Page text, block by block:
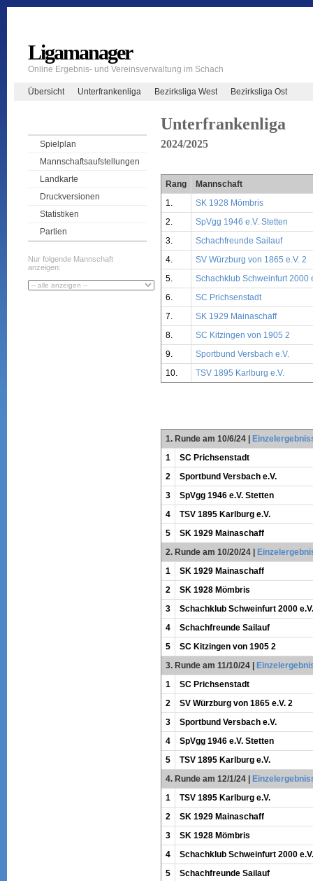
Ligamanager
Online Ergebnis- und Vereinsverwaltung im Schach
Übersicht Unterfrankenliga Bezirksliga West Bezirksliga Ost
Spielplan
Mannschaftsaufstellungen
Landkarte
Druckversionen
Statistiken
Partien
Nur folgende Mannschaft
anzeigen:
Unterfrankenliga
2024/2025
Rang
Mannschaft
1.
SK 1928 Mömbris
2.
SpVgg 1946 e.V. Stetten
3.
Schachfreunde Sailauf
4.
SV Würzburg von 1865 e.V. 2
5.
Schachklub Schweinfurt 2000
6.
SC Prichsenstadt
7.
SK 1929 Mainaschaff
8.
SC Kitzingen von 1905 2
9.
Sportbund Versbach e.V.
10.
TSV 1895 Karlburg e.V.
1. Runde am 10/6/24|
1
SC Prichsenstadt
2
Sportbund Versbach e.V.
3
SpVgg 1946 e.V. Stetten
4
TSV 1895 Karlburg e.V.
5
SK 1929 Mainaschaff
2. Runde am 10/20/24|
1
SK 1929 Mainaschaff
2
SK 1928 Mömbris
3
Schachklub Schweinfurt 2000 e.V.
4
Schachfreunde Sailauf
5
SC Kitzingen von 1905 2
3. Runde am 11/10/24|
1
SC Prichsenstadt
2
SV Würzburg von 1865 e.V. 2
3
Sportbund Versbach e.V.
4
SpVgg 1946 e.V. Stetten
5
TSV 1895 Karlburg e.V.
4. Runde am 12/1/24|
1
TSV 1895 Karlburg e.V.
2
SK 1929 Mainaschaff
3
SK 1928 Mömbris
4
Schachklub Schweinfurt 2000 e.V.
5
Schachfreunde Sailauf